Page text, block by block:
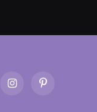
InstagramPinterest